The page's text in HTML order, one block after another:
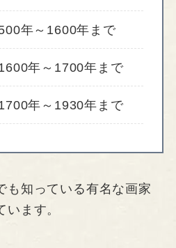
年～1600年まで
年～1700年まで
年～1930年まで
も知っている有名な画家
ます。